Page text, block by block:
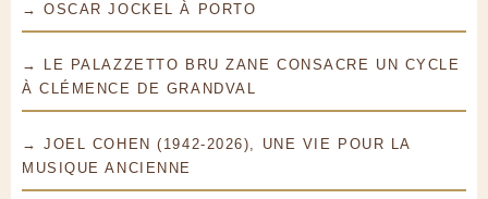
→ OSCAR JOCKEL À PORTO
→ LE PALAZZETTO BRU ZANE CONSACRE UN CYCLE
À CLÉMENCE DE GRANDVAL
→ JOEL COHEN (1942-2026), UNE VIE POUR LA
MUSIQUE ANCIENNE